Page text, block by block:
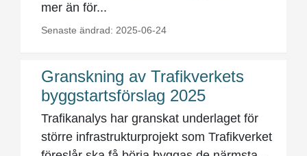
mer än för...
Senaste ändrad: 2025-06-24
Granskning av Trafikverkets
byggstartsförslag 2025
Trafikanalys har granskat underlaget för
större infrastrukturprojekt som Trafikverket